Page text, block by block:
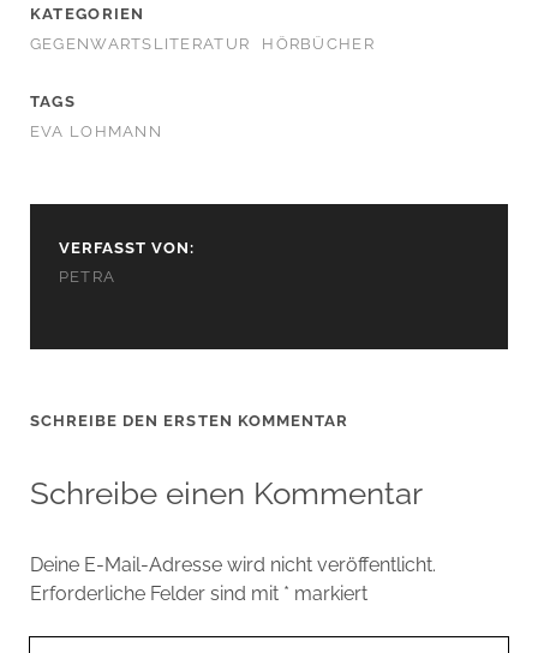
KATEGORIEN
GEGENWARTSLITERATUR
HÖRBÜCHER
TAGS
EVA LOHMANN
VERFASST VON:
PETRA
SCHREIBE DEN ERSTEN KOMMENTAR
Schreibe einen Kommentar
Deine E-Mail-Adresse wird nicht veröffentlicht.
Erforderliche Felder sind mit * markiert